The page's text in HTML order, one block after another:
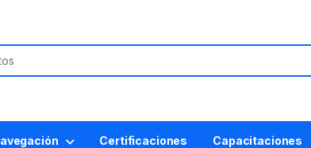
Certificaciones Capacitaciones